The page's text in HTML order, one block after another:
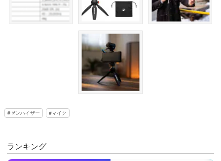
ゼンハイザー マイク
ランキング